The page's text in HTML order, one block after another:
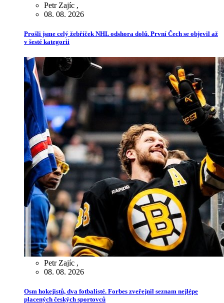
Petr Zajíc ,
08. 08. 2026
Prošli jsme celý žebříček NHL odshora dolů. První Čech se objevil až
v šesté kategorii
Petr Zajíc ,
08. 08. 2026
Osm hokejistů, dva fotbalisté. Forbes zveřejnil seznam nejlépe
placených českých sportovců